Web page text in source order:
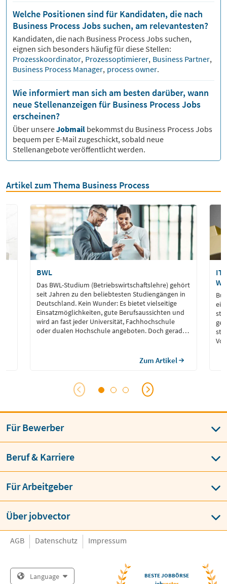
Welche Positionen sind für Kandidaten, die nach
Business Process Jobs suchen, am relevantesten?
Kandidaten, die nach Business ProcessJobs suchen,
eignen sich besonders häufig für diese Stellen:
Prozesskoordinator, Prozessoptimierer, Business Partner,
Business Process Manager, process owner.
Wie informiert man sich am besten darüber, wann
neue Stellenanzeigen für Business Process Jobs
erscheinen?
Über unsereJobmail bekommst du Business ProcessJobs
bequem per E-Mail zugeschickt, sobald neue
Stellenangebote veröffentlicht werden.
Artikel zum Thema Business Process
BWL
Das BWL-Studium (Betriebswirtschaftslehre) gehört
seit Jahren zu den beliebtesten Studiengängen in
Deutschland. Kein Wunder: Es bietet vielseitige
Einsatzmöglichkeiten, gute Berufsaussichten und
wird an fast jeder Universität, Fachhochschule
oder dualen Hochschule angeboten. Doch gerade
strategische Entscheidungen erfordert […]
Zum Artikel
Für Bewerber
Beruf & Karriere
Für Arbeitgeber
Über jobvector
AGB Datenschutz Impressum
Language
BESTE JOBBÖRSE